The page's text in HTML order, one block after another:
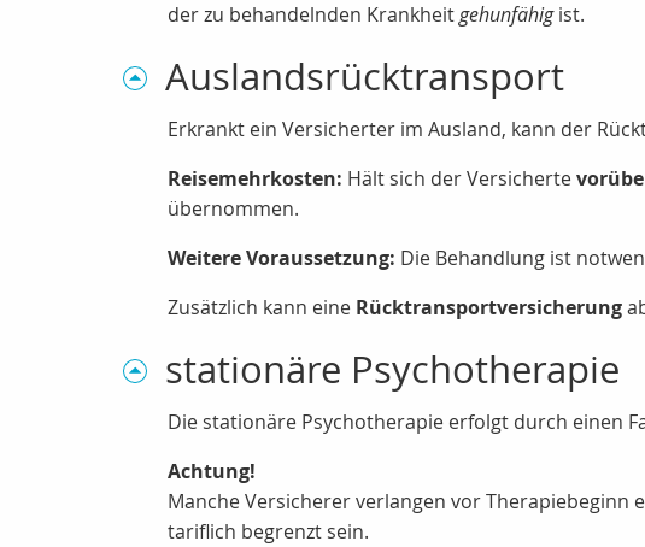
der zu behandelnden Krankheitgehunfähigist.
Auslandsrücktransport
Erkrankt ein Versicherter im Ausland, kann der
Reisemehrkosten: Hält sich der Versicherte
übernommen.
Weitere Voraussetzung: Die Behandlung ist
Zusätzlich kann eine Rücktransportversicherung
stationäre Psychotherapie
Die stationäre Psychotherapie erfolgt durch einen
Achtung!
Manche Versicherer verlangen vor Therapiebeginn
tariflich begrenzt sein.